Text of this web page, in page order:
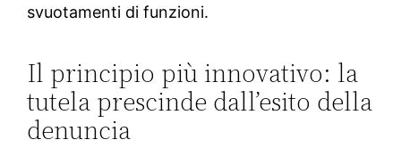
svuotamenti di funzioni.
Il principio più innovativo: la
tutela prescinde dall’esito della
denuncia